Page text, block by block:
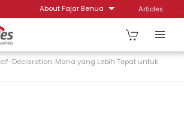
About Fajar Benua Articles
Declaration: Mana yang Lebih Tepat untuk